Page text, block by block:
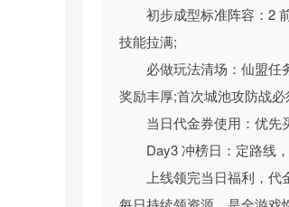
游戏深度挖掘策略玩法核
由调整前锋、中军、后援阵型
战策略;战中可根据战场局势
风翻盘、以弱胜强，完整还原
五、【极致护肝轻量化体
游戏主打 “不肝不氪、轻
海量经验、金币、养成材料与
日常任务、副本闯关、资
初步成型标准阵容：2
技能拉满;
必做玩法清场：仙盟任
奖励丰厚;首次城池攻防战
当日代金券使用：优先
Day3 冲榜日：定路线
上线领完当日福利，